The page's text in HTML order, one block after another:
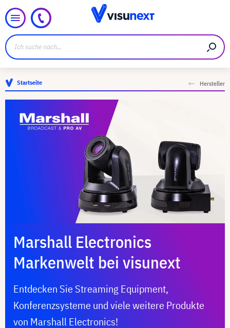
Startseite Hersteller
Marshall Electronics
Markenwelt bei visunext
Entdecken Sie Streaming Equipment,
Konferenzsysteme und viele weitere Produkte
von Marshall Electronics!